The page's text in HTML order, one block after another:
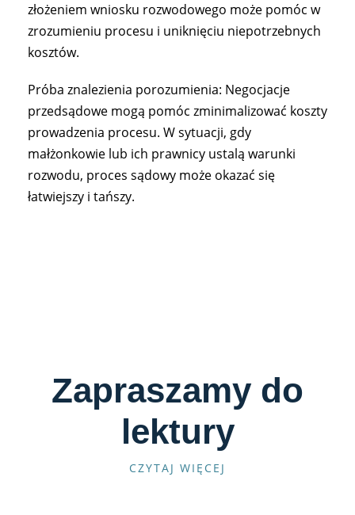
złożeniem wniosku rozwodowego może pomóc w
zrozumieniu procesu i uniknięciu niepotrzebnych
kosztów.
Próba znalezienia porozumienia: Negocjacje
przedsądowe mogą pomóc zminimalizować koszty
prowadzenia procesu. W sytuacji, gdy
małżonkowie lub ich prawnicy ustalą warunki
rozwodu, proces sądowy może okazać się
łatwiejszy i tańszy.
Zapraszamy do
lektury
CZYTAJ WIĘCEJ